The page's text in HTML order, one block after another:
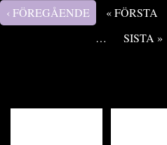
Sidor
« FÖRSTA
‹ FÖREGÅENDE
…
SISTA »